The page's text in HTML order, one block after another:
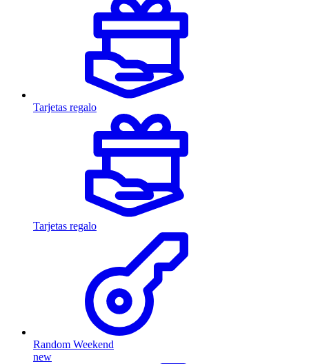
Tarjetas regalo
Tarjetas regalo
Random Weekend
new